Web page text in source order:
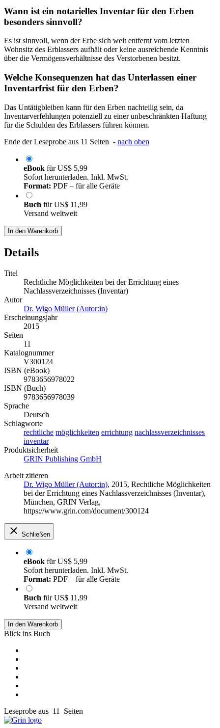
Wann ist ein notarielles Inventar für den Erben
besonders sinnvoll?
Es ist sinnvoll, wenn der Erbe sich weit entfernt vom letzten
Wohnsitz des Erblassers aufhält oder keine ausreichende Kenntnis
über die Vermögensverhältnisse des Verstorbenen besitzt.
Welche Konsequenzen hat das Unterlassen einer
Inventarfrist für den Erben?
Das Untätigbleiben kann für den Erben nachteilig sein, da
Inventarverfehlungen potenziell zu einer unbeschränkten Haftung
für die Schulden des Erblassers führen können.
Ende der Leseprobe aus 11 Seiten - nach oben
eBook fürUS$ 5,99
Sofort herunterladen. Inkl. MwSt.
Format: PDF – für alle Geräte
Buch fürUS$ 11,99
Versand weltweit
In den Warenkorb
Details
Titel
Rechtliche Möglichkeiten bei der Errichtung eines
Nachlassverzeichnisses (Inventar)
Autor
Dr. Wigo Müller (Autor:in)
Erscheinungsjahr
2015
Seiten
11
Katalognummer
V300124
ISBN (eBook)
9783656978022
ISBN (Buch)
9783656978039
Sprache
Deutsch
Schlagworte
rechtliche möglichkeiten errichtung nachlassverzeichnisses
inventar
Produktsicherheit
GRIN Publishing GmbH
Arbeit zitieren
Dr. Wigo Müller (Autor:in), 2015, Rechtliche Möglichkeiten
bei der Errichtung eines Nachlassverzeichnisses (Inventar),
München, GRIN Verlag,
https://www.grin.com/document/300124
Schließen
eBook fürUS$ 5,99
Sofort herunterladen. Inkl. MwSt.
Format: PDF – für alle Geräte
Buch fürUS$ 11,99
Versand weltweit
In den Warenkorb
Blick ins Buch
Leseprobe aus 11 Seiten